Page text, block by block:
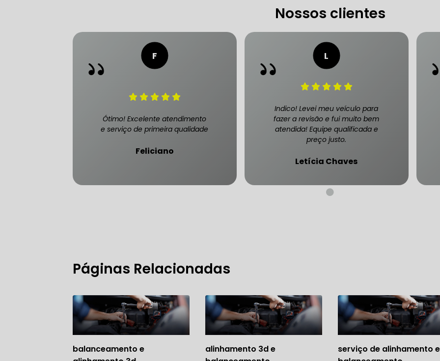
FREIOS AUTOMOTIVOS
FREIO DE CARRO ESPECIALISTA EM FREIO AUTOMOTIVO
SISTEMA DE FREIOS AUTOMOTIVOS
MANUTENÇÃO DE FREIOS AUTOMOTIVOS
FREIO DO CARRO SÃO PAULO FREIO DO CARRO ZONA SUL
MECÂNICO PARA CONSERTO DE CARRO BLINDADO
MECÂNICO PARA SUSPENSÃO DE CARRO BLINDADO
OFICINA MECÂNICA DE AUTOMÓVEIS BLINDADOS
MECÂNICO PARA REVISÃO PREVENTIVA DE BLINDADOS
Nossos clientes
Ótimo! Excelente atendimento
e serviço de primeira qualidade
Feliciano
Indico! Levei meu veículo para
fazer a revisão e fui muito bem
atendida! Equipe qualificada e
preço justo.
Letícia Chaves
Páginas Relacionadas
balanceamento e
alinhamento 3d e
serviço de alinhamento e